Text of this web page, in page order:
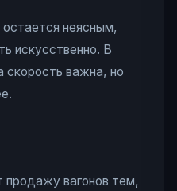
неясным,
искусственно. В
скорость важна, но
продажу вагонов тем,